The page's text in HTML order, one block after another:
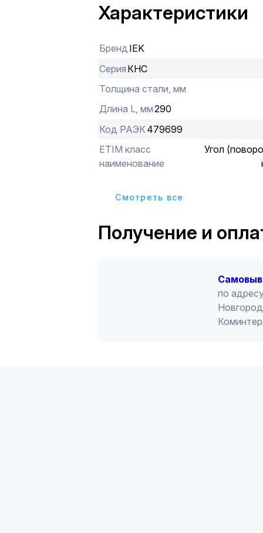
Характеристики
Бренд IEK
Серия КНС
Толщина стали, мм
Длина L, мм290
Код РАЭК 479699
ETIM класс
наименование
Угол
Cмотреть все
Получение и
по